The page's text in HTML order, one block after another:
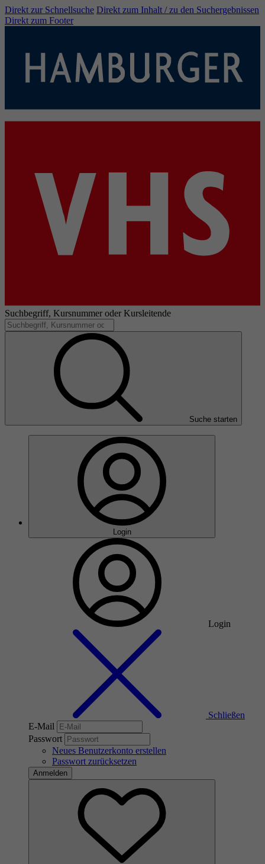
Direkt zur Schnellsuche Direkt zum Inhalt / zu den Suchergebnissen
Direkt zum Footer
Suchbegriff, Kursnummer oder Kursleitende
Suche starten
Login
Login
Schließen
E-Mail
Passwort
Neues Benutzerkonto erstellen
Passwort zurücksetzen
Anmelden